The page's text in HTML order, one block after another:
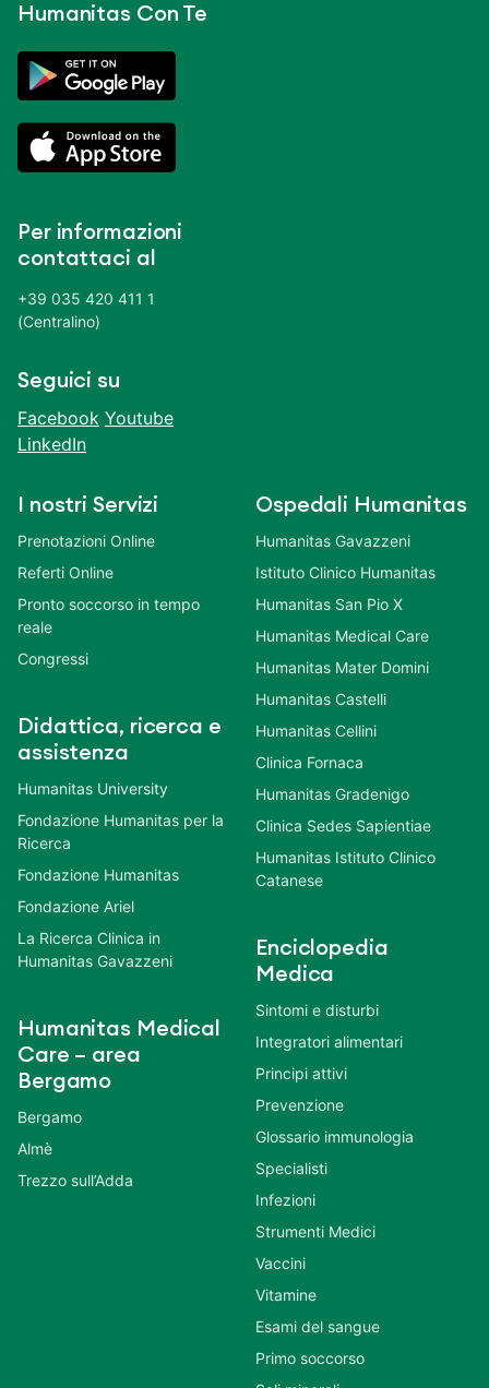
Humanitas Con Te
Per informazioni
contattaci al
+39 035 420 411 1
(Centralino)
Seguici su
Facebook Youtube
LinkedIn
I nostri Servizi
Prenotazioni Online
Referti Online
Pronto soccorso in tempo
reale
Congressi
Didattica, ricerca e
assistenza
Humanitas University
Fondazione Humanitas per la
Ricerca
Fondazione Humanitas
Fondazione Ariel
La Ricerca Clinica in
Humanitas Gavazzeni
Humanitas Medical
Care – area
Bergamo
Bergamo
Almè
Trezzo sull’Adda
Ospedali Humanitas
Humanitas Gavazzeni
Istituto Clinico Humanitas
Humanitas San Pio X
Humanitas Medical Care
Humanitas Mater Domini
Humanitas Castelli
Humanitas Cellini
Clinica Fornaca
Humanitas Gradenigo
Clinica Sedes Sapientiae
Humanitas Istituto Clinico
Catanese
Enciclopedia
Medica
Sintomi e disturbi
Integratori alimentari
Principi attivi
Prevenzione
Glossario immunologia
Specialisti
Infezioni
Strumenti Medici
Vaccini
Vitamine
Esami del sangue
Primo soccorso